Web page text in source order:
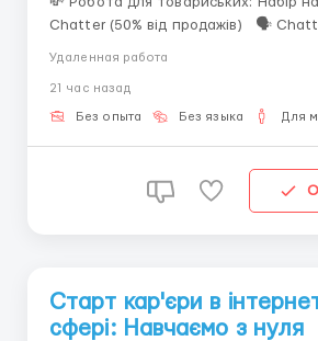
Chatter (50% від продажів) 🗣 Chatter 💵 Від $500
Удаленная работа
21 час назад
Без опыта Без языка Для
Старт кар'єри в
сфері: Навчаємо з нуля